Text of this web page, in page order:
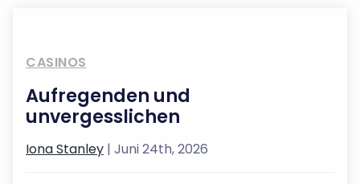
CASINOS
Aufregenden und
unvergesslichen
Iona Stanley | Juni 24th, 2026